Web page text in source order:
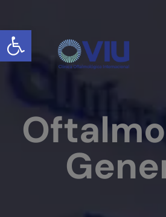
Abrir barra de herramientas